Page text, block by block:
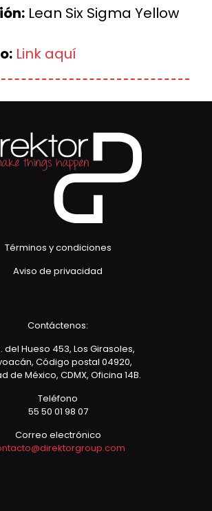
Lean Six Sigma Yellow
Link aquí
Términos y condiciones
Aviso de privacidad
Contáctenos:
del Hueso 453, Los Girasoles,
Código postal 04920,
de México, CDMX, Oficina 14B.
Teléfono
55 50 01 98 07
Correo electrónico